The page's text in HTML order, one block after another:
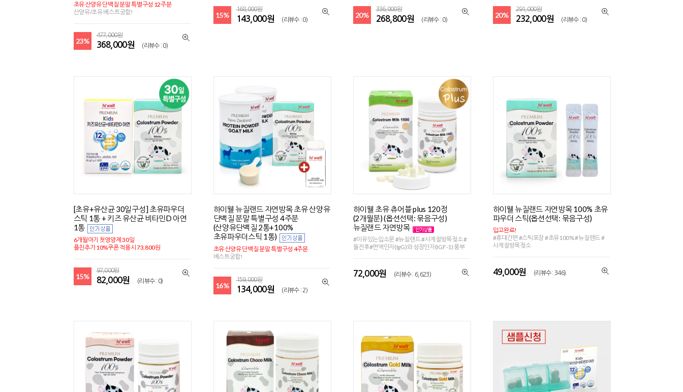
초유 산양유 단백질 분말 특별구성 12주분
산양유/초유 베스트궁합!
23%
477,000원
368,000원 (리뷰수 : 0)
15%
168,000원
143,000원 (리뷰수 : 0)
20%
336,000원
268,800원 (리뷰수 : 0)
20%
291,000원
232,000원 (리뷰수 : 0)
[초유+유산균 30일구성] 초유파우더
스틱 1통 + 키즈 유산균 비타민D 아연
1통
6개월아기 첫영양제 30일
플친추가 10%쿠폰 적용시 73,800원
15%
97,000원
82,000원 (리뷰수 : 0)
하이웰 뉴질랜드 자연방목 초유 산양유
단백질 분말 특별구성 4주분
(산양유단백질 2통+100%
초유파우더스틱 1통)
초유 산양유 단백질 분말 특별구성 4주분
베스트궁합!
16%
159,000원
134,000원 (리뷰수 : 2)
하이웰 초유 츄어블 plus 120정
(2개월분) (옵션선택: 묶음구성)
뉴질랜드 자연방목
#이유있는입소문 #뉴질랜드 #사계절방목젖소 #
돌전후#면역인자(IgG)와 성장인자(IGF-1) 풍부
72,000원 (리뷰수 : 6,623)
하이웰 뉴질랜드 자연방목 100% 초유
파우더 스틱(옵션선택: 묶음구성)
입고완료!
#휴대간편 #스틱포장 #초유100% #뉴질랜드 #
사계절방목젖소
49,000원 (리뷰수 : 346)